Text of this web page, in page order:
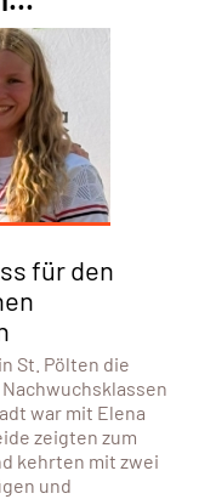
DETAILS
auch